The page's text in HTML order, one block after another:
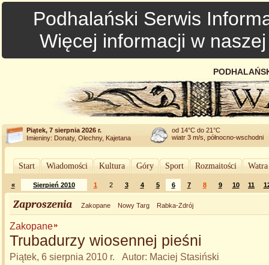
Podhalański Serwis
Więcej informacji w
Piątek, 7 sierpnia 2026 r.
Imieniny: Donaty, Olechny, Kajetana
od 14°C do 21°C
wiatr 3 m/s, północno-wschodni
Start Wiadomości Kultura Góry Sport Rozmaitości
« Sierpień 2010 1 2 3 4 5 6 7 8 9 10 11
Zaproszenia Zakopane Nowy Targ Rabka-Zdrój
Zakopane
Trubadurzy wiosennej pieśni
Piątek, 6 sierpnia 2010 r. Autor: Maciej Stasiński